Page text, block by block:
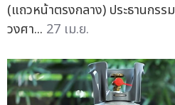
(แถวหน้าตรงกลาง) ประธานกร
วงศา... 27 เม.ย.